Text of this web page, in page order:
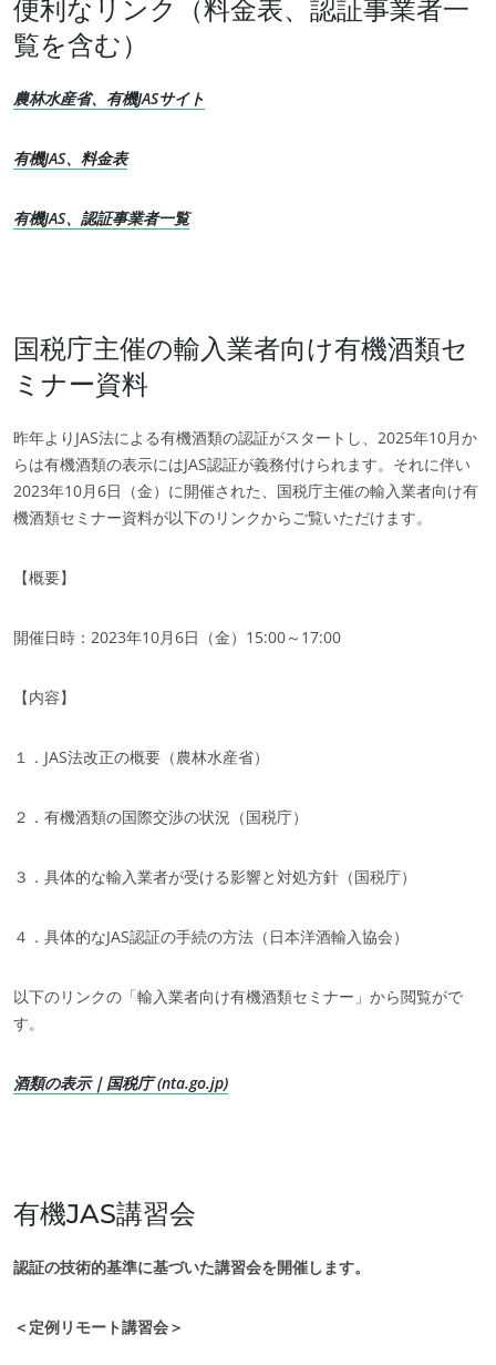
農業・食品
森林認証（日本未導入）
丈夫な素材
便利なリンク（料金表、認証事業者一
覧を含む）
農林水産省、有機JASサイト
有機JAS、料金表
有機JAS、認証事業者一覧
国税庁主催の輸入業者向け有機酒類セ
ミナー資料
昨年よりJAS法による有機酒類の認証がスタートし、2025年10月か
らは有機酒類の表示にはJAS認証が義務付けられます。それに伴い
2023年10月6日（金）に開催された、国税庁主催の輸入業者向け有
機酒類セミナー資料が以下のリンクからご覧いただけます。
【概要】
開催日時：2023年10月6日（金）15:00～17:00
【内容】
１．JAS法改正の概要（農林水産省）
２．有機酒類の国際交渉の状況（国税庁）
３．具体的な輸入業者が受ける影響と対処方針（国税庁）
４．具体的なJAS認証の手続の方法（日本洋酒輸入協会）
以下のリンクの「輸入業者向け有機酒類セミナー」から閲覧がで
す。
酒類の表示｜国税庁 (nta.go.jp)
有機JAS講習会
認証の技術的基準に基づいた講習会を開催します。
＜定例リモート講習会＞